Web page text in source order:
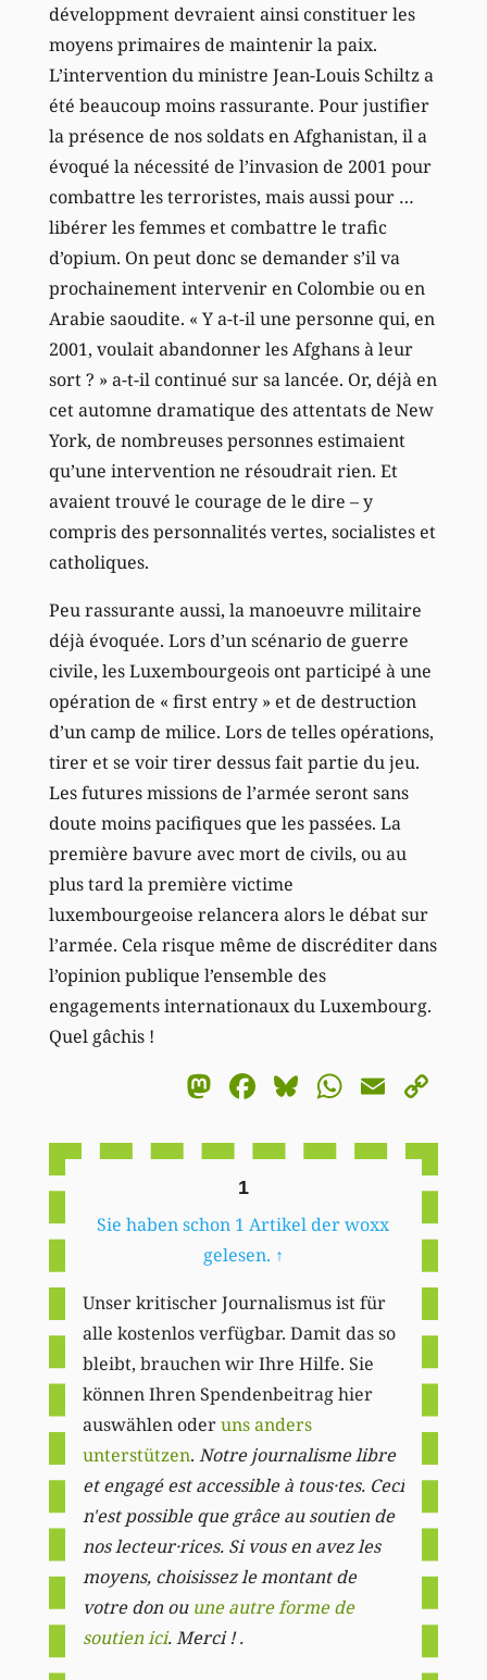
développment devraient ainsi constituer les
moyens primaires de maintenir la paix.
L’intervention du ministre Jean-Louis Schiltz a
été beaucoup moins rassurante. Pour justifier
la présence de nos soldats en Afghanistan, il a
évoqué la nécessité de l’invasion de 2001 pour
combattre les terroristes, mais aussi pour …
libérer les femmes et combattre le trafic
d’opium. On peut donc se demander s’il va
prochainement intervenir en Colombie ou en
Arabie saoudite. « Y a-t-il une personne qui, en
2001, voulait abandonner les Afghans à leur
sort ? » a-t-il continué sur sa lancée. Or, déjà en
cet automne dramatique des attentats de New
York, de nombreuses personnes estimaient
qu’une intervention ne résoudrait rien. Et
avaient trouvé le courage de le dire – y
compris des personnalités vertes, socialistes et
catholiques.
Peu rassurante aussi, la manoeuvre militaire
déjà évoquée. Lors d’un scénario de guerre
civile, les Luxembourgeois ont participé à une
opération de « first entry » et de destruction
d’un camp de milice. Lors de telles opérations,
tirer et se voir tirer dessus fait partie du jeu.
Les futures missions de l’armée seront sans
doute moins pacifiques que les passées. La
première bavure avec mort de civils, ou au
plus tard la première victime
luxembourgeoise relancera alors le débat sur
l’armée. Cela risque même de discréditer dans
l’opinion publique l’ensemble des
engagements internationaux du Luxembourg.
Quel gâchis !
Mastodon
Facebook
BlueskyEmail
1
Sie haben schon 1 Artikel der woxx
gelesen. ↑
Unser kritischer Journalismus ist für
alle kostenlos verfügbar. Damit das so
bleibt, brauchen wir Ihre Hilfe. Sie
können Ihren Spendenbeitrag hier
auswählen oderuns anders
unterstützen. Notre journalisme libre
et engagé est accessible à tous·tes. Ceci
n'est possible que grâce au soutien de
nos lecteur·rices. Si vous en avez les
moyens, choisissez le montant de
votre don ou une autre forme de
soutien ici. Merci ! .